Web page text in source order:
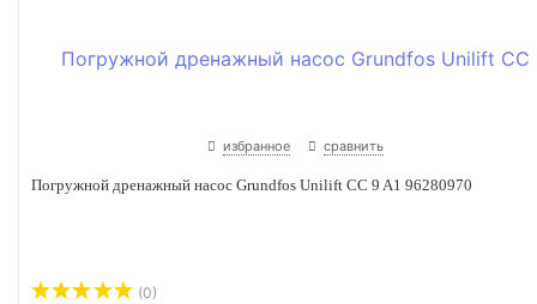
избранное сравнить
Погружной дренажный насос Grundfos Unilift CC 9 A1 96280970
(0)